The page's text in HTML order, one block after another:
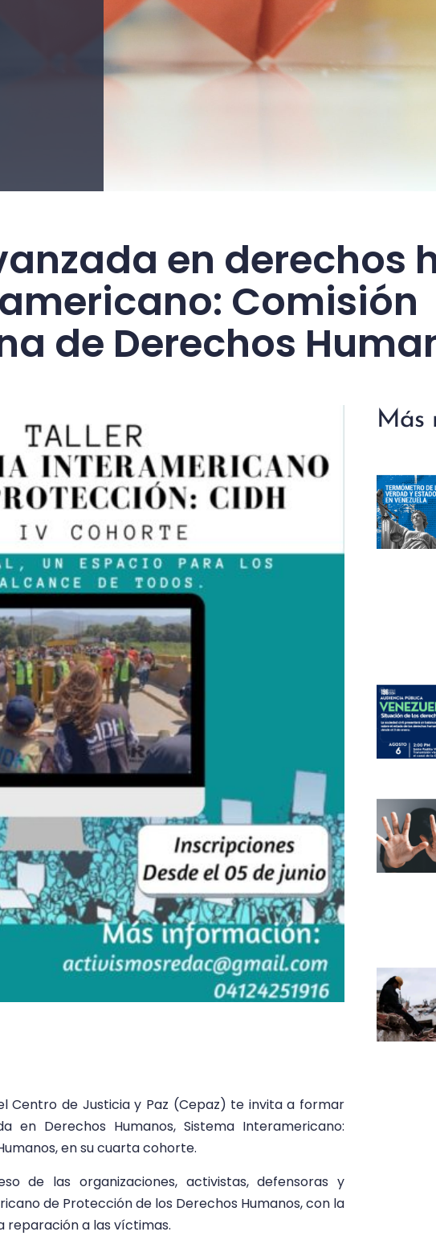
en derechos
Comisión
de Derechos
Centro de Justicia y Paz (Cepaz) te invita a formar
en Derechos Humanos, Sistema Interamericano:
en su cuarta cohorte.
de las organizaciones, activistas, defensoras y
de Protección de los Derechos Humanos, con la
reparación a las víctimas.
Más